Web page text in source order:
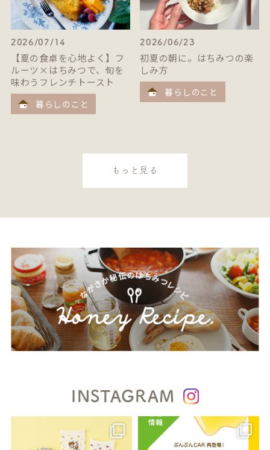
2026/07/14
【夏の食卓を心地よく】フ
ルーツ×はちみつで、旬を
味わうフレンチトースト
暮らしのこと
2026/06/23
初夏の朝に。はちみつの楽
しみ方
暮らしのこと
もっと見る
INSTAGRAM